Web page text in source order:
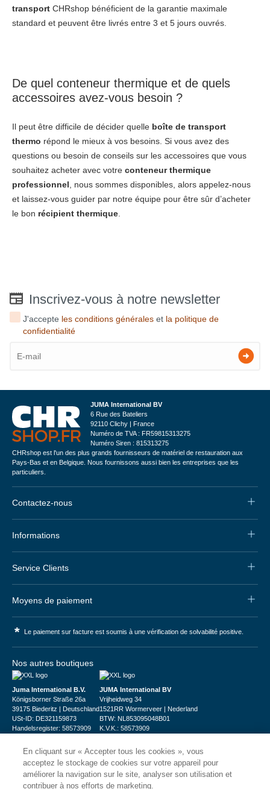
transport CHRshop bénéficient de la garantie maximale
standard et peuvent être livrés entre 3 et 5 jours ouvrés.
De quel conteneur thermique et de quels
accessoires avez-vous besoin ?
Il peut être difficile de décider quelle boîte de transport
thermo répond le mieux à vos besoins. Si vous avez des
questions ou besoin de conseils sur les accessoires que vous
souhaitez acheter avec votre conteneur thermique
professionnel, nous sommes disponibles, alors appelez-nous
et laissez-vous guider par notre équipe pour être sûr d’acheter
le bon récipient thermique.
Inscrivez-vous à notre newsletter
J'accepte les conditions générales et la politique de
confidentialité
JUMA International BV
6 Rue des Bateliers
92110 Clichy | France
Numéro de TVA : FR59815313275
Numéro Siren : 815313275
CHRshop est l'un des plus grands fournisseurs de matériel de restauration aux
Pays-Bas et en Belgique. Nous fournissons aussi bien les entreprises que les
particuliers.
Contactez-nous
Informations
Service Clients
Moyens de paiement
* Le paiement sur facture est soumis à une vérification de solvabilité positive.
Nos autres boutiques
Juma International B.V.
Königsborner Straße 26a
39175 Biederitz | Deutschland
USt-ID: DE321159873
Handelsregister: 58573909
JUMA International BV
Vrijheidweg 34
1521RR Wormerveer | Nederland
BTW: NL853095048B01
K.V.K.: 58573909
En cliquant sur « Accepter tous les cookies », vous
acceptez le stockage de cookies sur votre appareil pour
améliorer la navigation sur le site, analyser son utilisation et
contribuer à nos efforts de marketing.